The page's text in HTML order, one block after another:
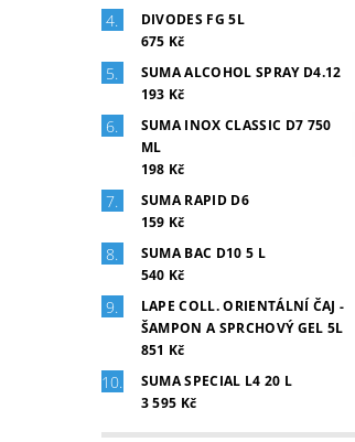
DIVODES FG 5L
675 Kč
SUMA ALCOHOL SPRAY D4.12
193 Kč
SUMA INOX CLASSIC D7 750
ML
198 Kč
SUMA RAPID D6
159 Kč
SUMA BAC D10 5 L
540 Kč
LAPE COLL. ORIENTÁLNÍ ČAJ -
ŠAMPON A SPRCHOVÝ GEL 5L
851 Kč
SUMA SPECIAL L4 20 L
3 595 Kč